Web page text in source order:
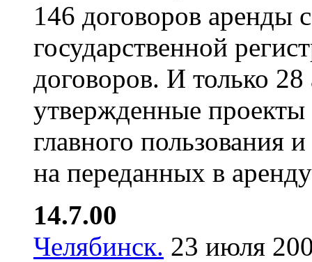
146 договоров аренды
государственной
договоров. И только
утвержденные
главного пользования
на переданных в
14.7.00
Челябинск. 23 июля